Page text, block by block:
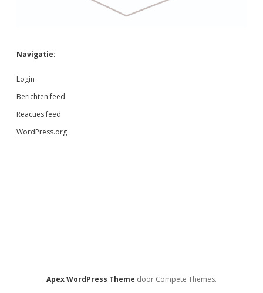
Navigatie:
Login
Berichten feed
Reacties feed
WordPress.org
Apex WordPress Theme door Compete Themes.